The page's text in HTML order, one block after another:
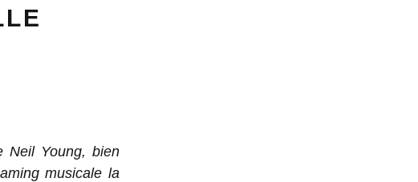
Neil Young, bien
musicale la